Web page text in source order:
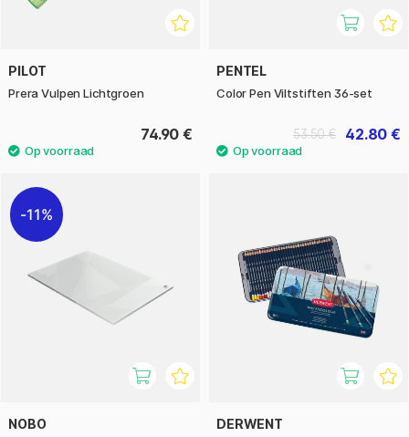
PILOT
Prera Vulpen Lichtgroen
74.90 €
PENTEL
Color Pen Viltstiften 36-set
42.80 €
53.50 €
11%
NOBO DERWENT